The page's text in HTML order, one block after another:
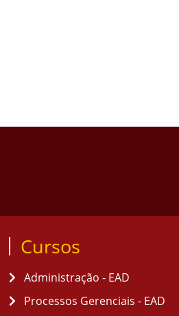
Cursos
Administração - EAD
Processos Gerenciais - EAD